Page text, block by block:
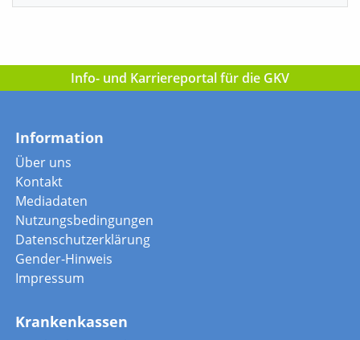
Info- und Karriereportal für die GKV
Information
Über uns
Kontakt
Mediadaten
Nutzungsbedingungen
Datenschutzerklärung
Gender-Hinweis
Impressum
Krankenkassen